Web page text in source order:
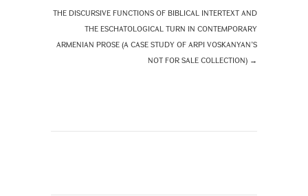
THE DISCURSIVE FUNCTIONS OF BIBLICAL INTERTEXT AND
THE ESCHATOLOGICAL TURN IN CONTEMPORARY
ARMENIAN PROSE (A CASE STUDY OF ARPI VOSKANYAN’S
NOT FOR SALE COLLECTION) →